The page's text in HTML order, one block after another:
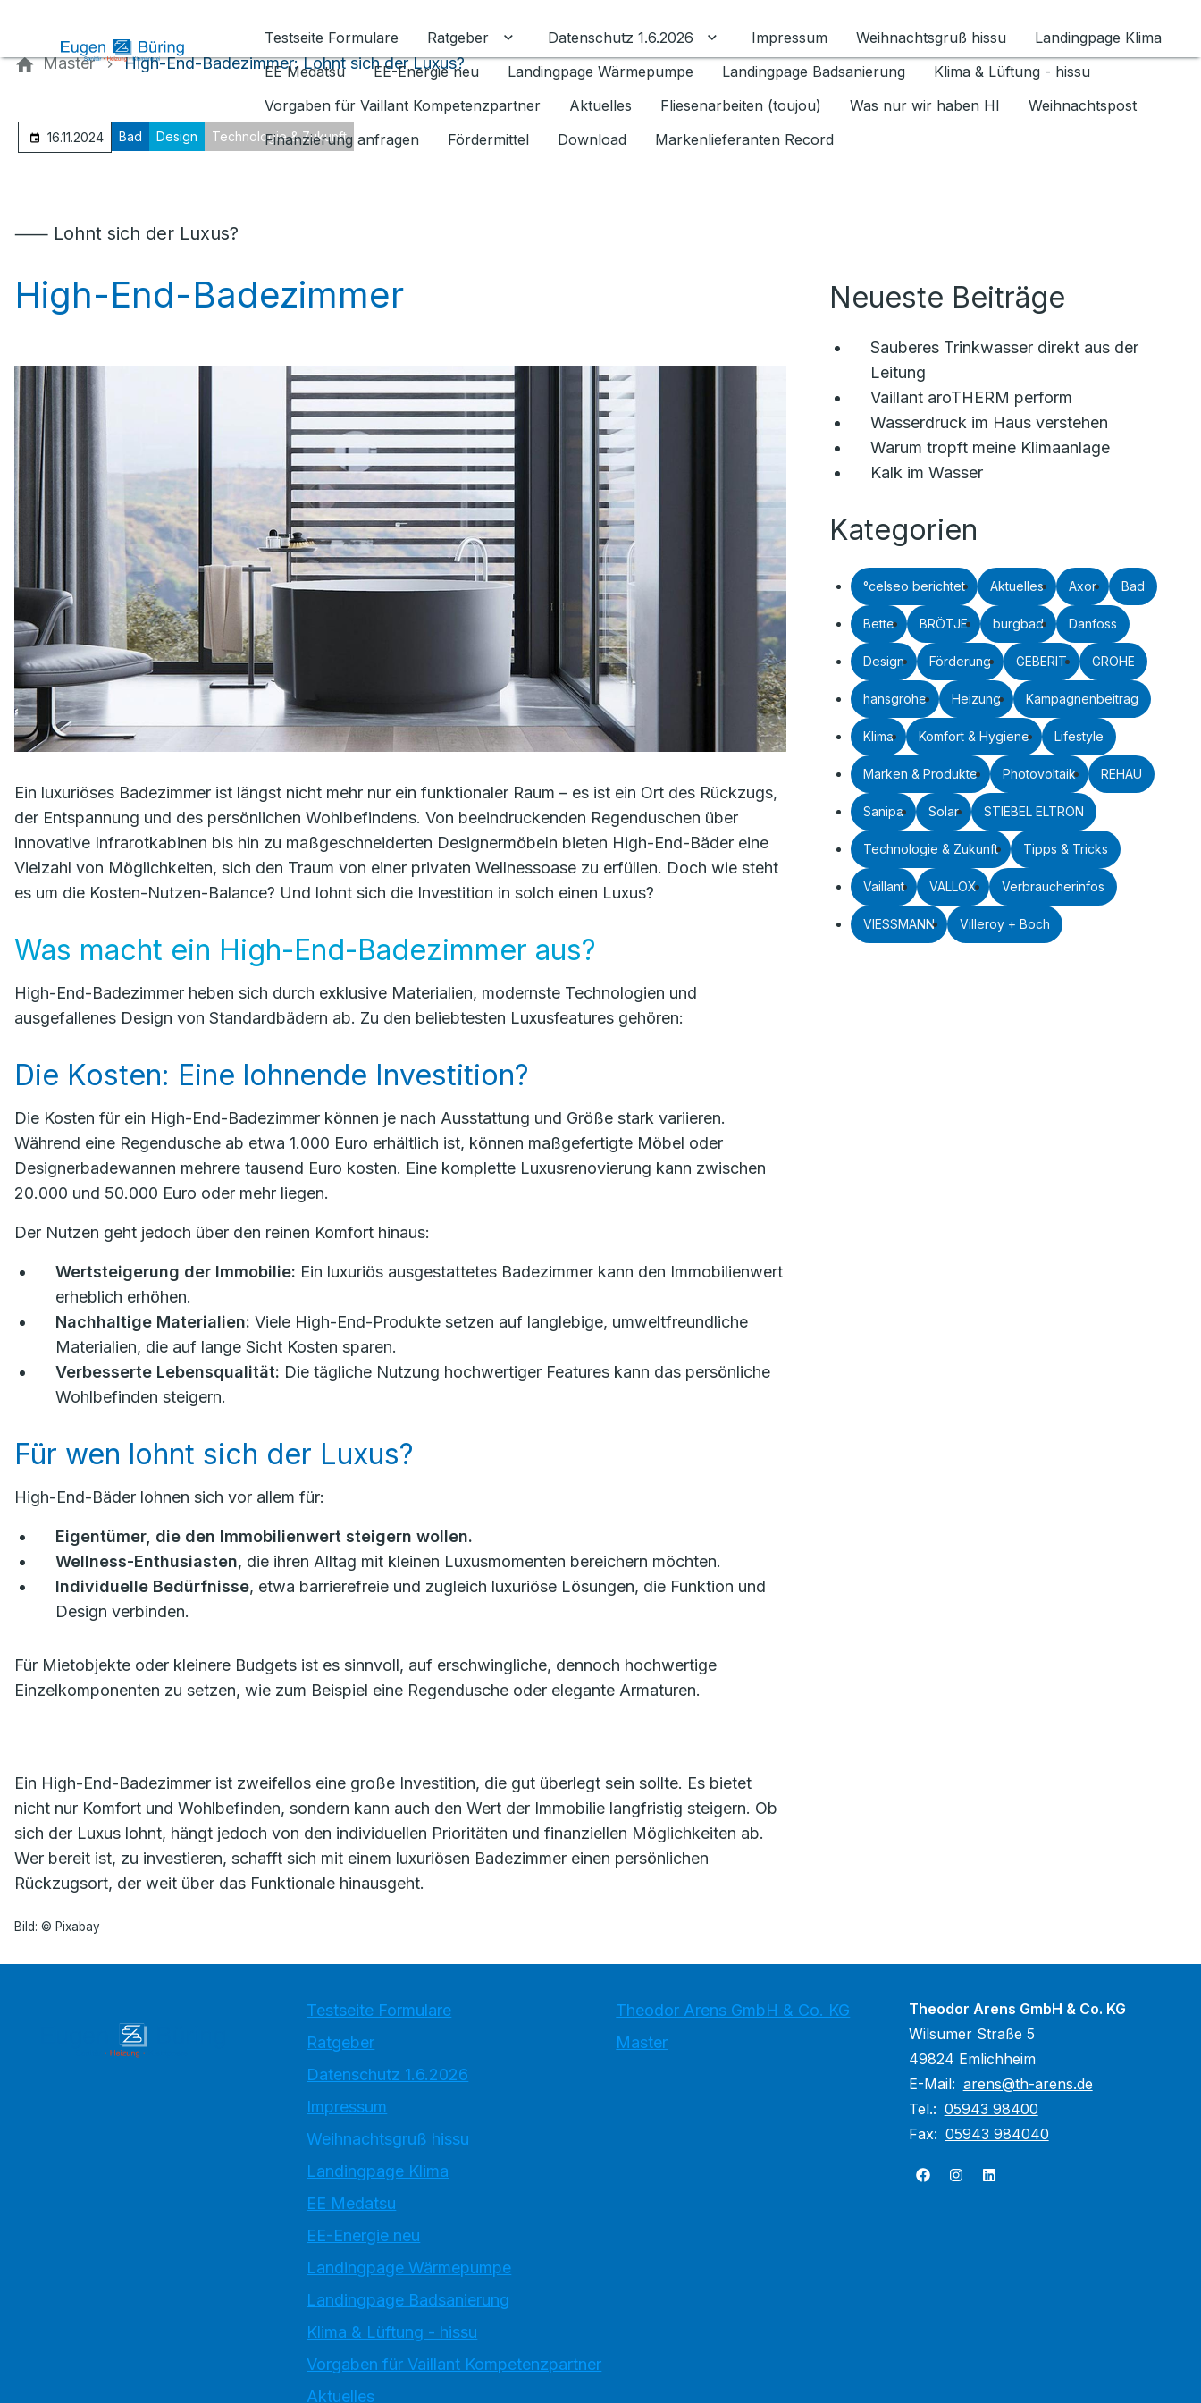
Testseite Formulare
Ratgeber Untermenü für Ratgeber umschalten
Datenschutz 1.6.2026 Untermenü für Datenschutz 1.6.2026 umschalten
Impressum Weihnachtsgruß hissu
Landingpage Klima
EE Medatsu
EE-Energie neu Landingpage Wärmepumpe Landingpage Badsanierung
Klima & Lüftung - hissu
Vorgaben für Vaillant Kompetenzpartner
Aktuelles Fliesenarbeiten (toujou) Was nur wir haben HI
Weihnachtspost
Finanzierung anfragen
Fördermittel Download Markenlieferanten Record
Master High-End-Badezimmer: Lohnt sich der Luxus?
16.11.2024 Bad Design Technologie & Zukunft
⸺ Lohnt sich der Luxus?
High-End-Badezimmer
Ein luxuriöses Badezimmer ist längst nicht mehr nur ein funktionaler Raum – es ist ein Ort des Rückzugs,
der Entspannung und des persönlichen Wohlbefindens. Von beeindruckenden Regenduschen über
innovative Infrarotkabinen bis hin zu maßgeschneiderten Designermöbeln bieten High-End-Bäder eine
Vielzahl von Möglichkeiten, sich den Traum von einer privaten Wellnessoase zu erfüllen. Doch wie steht
es um die Kosten-Nutzen-Balance? Und lohnt sich die Investition in solch einen Luxus?
Was macht ein High-End-Badezimmer aus?
High-End-Badezimmer heben sich durch exklusive Materialien, modernste Technologien und
ausgefallenes Design von Standardbädern ab. Zu den beliebtesten Luxusfeatures gehören:
Die Kosten: Eine lohnende Investition?
Die Kosten für ein High-End-Badezimmer können je nach Ausstattung und Größe stark variieren.
Während eine Regendusche ab etwa 1.000 Euro erhältlich ist, können maßgefertigte Möbel oder
Designerbadewannen mehrere tausend Euro kosten. Eine komplette Luxusrenovierung kann zwischen
20.000 und 50.000 Euro oder mehr liegen.
Der Nutzen geht jedoch über den reinen Komfort hinaus:
Wertsteigerung der Immobilie: Ein luxuriös ausgestattetes Badezimmer kann den Immobilienwert
erheblich erhöhen.
Nachhaltige Materialien: Viele High-End-Produkte setzen auf langlebige, umweltfreundliche
Materialien, die auf lange Sicht Kosten sparen.
Verbesserte Lebensqualität: Die tägliche Nutzung hochwertiger Features kann das persönliche
Wohlbefinden steigern.
Für wen lohnt sich der Luxus?
High-End-Bäder lohnen sich vor allem für:
Eigentümer, die den Immobilienwert steigern wollen.
Wellness-Enthusiasten, die ihren Alltag mit kleinen Luxusmomenten bereichern möchten.
Individuelle Bedürfnisse, etwa barrierefreie und zugleich luxuriöse Lösungen, die Funktion und
Design verbinden.
Für Mietobjekte oder kleinere Budgets ist es sinnvoll, auf erschwingliche, dennoch hochwertige
Einzelkomponenten zu setzen, wie zum Beispiel eine Regendusche oder elegante Armaturen.
Ein High-End-Badezimmer ist zweifellos eine große Investition, die gut überlegt sein sollte. Es bietet
nicht nur Komfort und Wohlbefinden, sondern kann auch den Wert der Immobilie langfristig steigern. Ob
sich der Luxus lohnt, hängt jedoch von den individuellen Prioritäten und finanziellen Möglichkeiten ab.
Wer bereit ist, zu investieren, schafft sich mit einem luxuriösen Badezimmer einen persönlichen
Rückzugsort, der weit über das Funktionale hinausgeht.
Bild: © Pixabay
Neueste Beiträge
Sauberes Trinkwasser direkt aus der
Leitung
Vaillant aroTHERM perform
Wasserdruck im Haus verstehen
Warum tropft meine Klimaanlage
Kalk im Wasser
Kategorien
°celseo berichtet Aktuelles Axor Bad
Bette BRÖTJE burgbad Danfoss
Design Förderung GEBERIT GROHE
hansgrohe Heizung Kampagnenbeitrag
Klima Komfort & Hygiene Lifestyle
Marken & Produkte Photovoltaik REHAU
Sanipa Solar STIEBEL ELTRON
Technologie & Zukunft Tipps & Tricks
Vaillant VALLOX Verbraucherinfos
VIESSMANN Villeroy + Boch
Testseite Formulare
Ratgeber
Datenschutz 1.6.2026
Impressum
Weihnachtsgruß hissu
Landingpage Klima
EE Medatsu
EE-Energie neu
Landingpage Wärmepumpe
Landingpage Badsanierung
Klima & Lüftung - hissu
Vorgaben für Vaillant Kompetenzpartner
Aktuelles
Theodor Arens GmbH & Co. KG
Master
Theodor Arens GmbH & Co. KG
Wilsumer Straße 5
49824 Emlichheim
E-Mail: arens@th-arens.de
Tel.: 05943 98400
Fax: 05943 984040